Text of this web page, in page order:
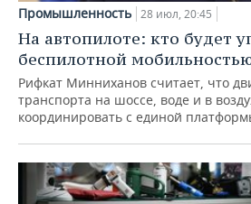
Промышленность 28 июл, 20:45
На автопилоте: кто будет
беспилотной
Рифкат Минниханов считает, что
транспорта на шоссе, воде и в
координировать с единой